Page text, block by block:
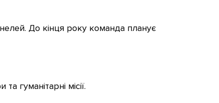
До кінця року команда планує
гуманітарні місії.